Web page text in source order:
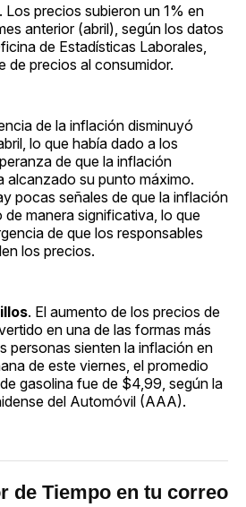
. Los precios subieron un 1% en
anterior (abril), según los datos
de Estadísticas Laborales,
de precios al consumidor.
de la inflación disminuyó
lo que había dado a los
de que la inflación
alcanzado su punto máximo.
pocas señales de que la inflación
de manera significativa, lo que
de que los responsables
los precios.
. El aumento de los precios de
en una de las formas más
personas sienten la inflación en
de este viernes, el promedio
gasolina fue de $4,99, según la
del Automóvil (AAA).
de Tiempo en tu correo